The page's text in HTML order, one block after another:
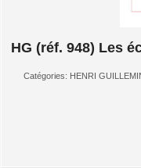
HG (réf. 948) Les
Catégories: HENRI